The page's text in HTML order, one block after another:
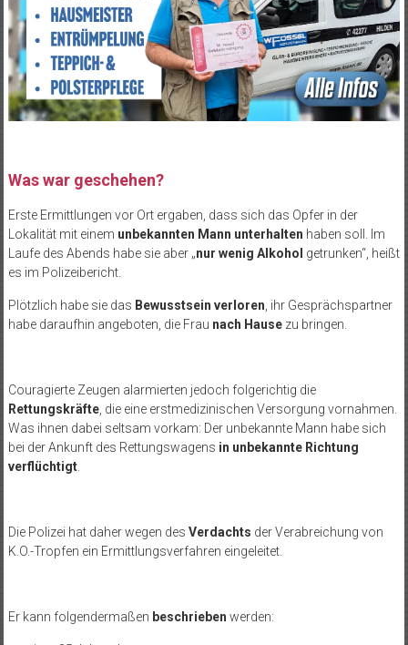
Was war geschehen?
Erste Ermittlungen vor Ort ergaben, dass sich das Opfer in der
Lokalität mit einem unbekannten Mann unterhalten haben soll. Im
Laufe des Abends habe sie aber „nur wenig Alkohol getrunken“, heißt
es im Polizeibericht.
Plötzlich habe sie das Bewusstsein verloren , ihr Gesprächspartner
habe daraufhin angeboten, die Frau nach Hausezu bringen.
Couragierte Zeugen alarmierten jedoch folgerichtig die
Rettungskräfte, die eine erstmedizinischen Versorgung vornahmen.
Was ihnen dabei seltsam vorkam: Der unbekannte Mann habe sich
bei der Ankunft des Rettungswagens in unbekannte Richtung
verflüchtigt.
Die Polizei hat daher wegen des Verdachts der Verabreichung von
K.O.-Tropfen ein Ermittlungsverfahren eingeleitet.
Er kann folgendermaßen beschrieben werden: